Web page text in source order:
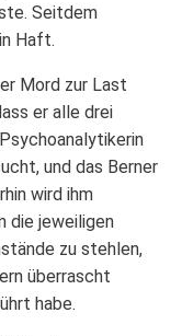
Seitdem
Haft.
Mord zur Last
er alle drei
und das Berner
wird ihm
die jeweiligen
zu stehlen,
überrascht
habe.